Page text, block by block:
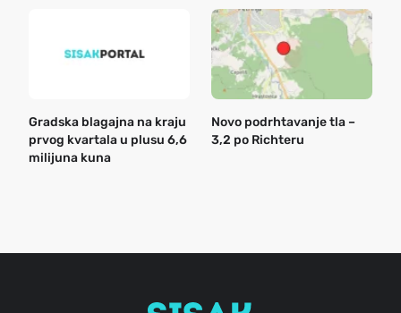
Gradska blagajna na kraju
prvog kvartala u plusu 6,6
milijuna kuna
Novo podrhtavanje tla –
3,2 po Richteru